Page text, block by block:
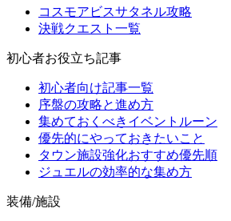
コスモアビスサタネル攻略
決戦クエスト一覧
初心者お役立ち記事
初心者向け記事一覧
序盤の攻略と進め方
集めておくべきイベントルーン
優先的にやっておきたいこと
タウン施設強化おすすめ優先順
ジュエルの効率的な集め方
装備/施設